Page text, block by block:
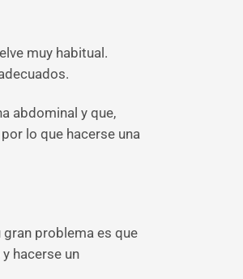
muy habitual.
abdominal y que,
lo que hacerse una
gran problema es que
hacerse un